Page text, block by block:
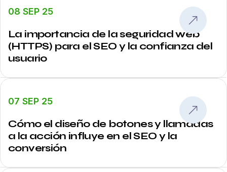
08 SEP 25
La importancia de la seguridad web
(HTTPS) para el SEO y la confianza del
usuario
07 SEP 25
Cómo el diseño de botones y llamadas
a la acción influye en el SEO y la
conversión